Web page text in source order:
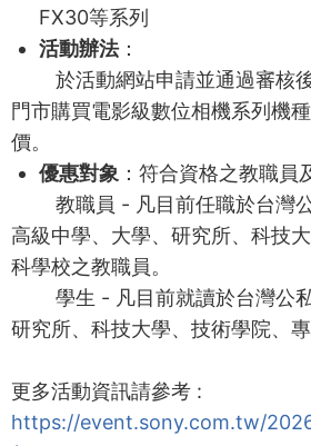
FX30等系列
活動辦法：
於活動網站申請並通過審核後
門市購買電影級數位相機系列機
價。
優惠對象 ：符合資格之教職員
教職員 - 凡目前任職於台灣公
高級中學、大學、研究所、科技
科學校之教職員。
學生 - 凡目前就讀於台灣公私
研究所、科技大學、技術學院、專
更多活動資訊請參考 :
https://event.sony.com.tw/